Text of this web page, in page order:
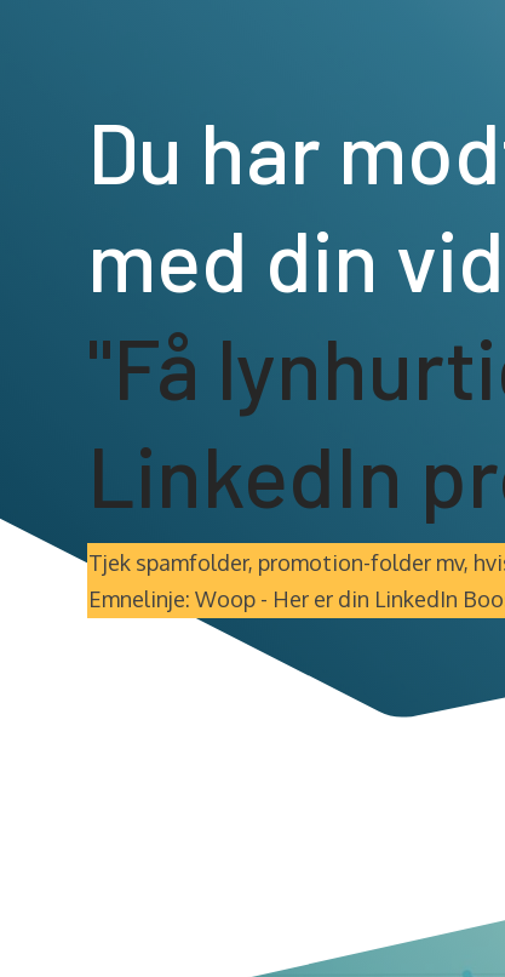
Du har
med din
"Få
LinkedIn
Tjek spamfolder, promotion-folder mv,
Emnelinje: Woop - Her er din LinkedIn